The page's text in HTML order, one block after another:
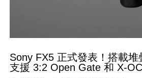
Sony FX5 正式發表！搭載
支援 3:2 Open Gate 和 X-